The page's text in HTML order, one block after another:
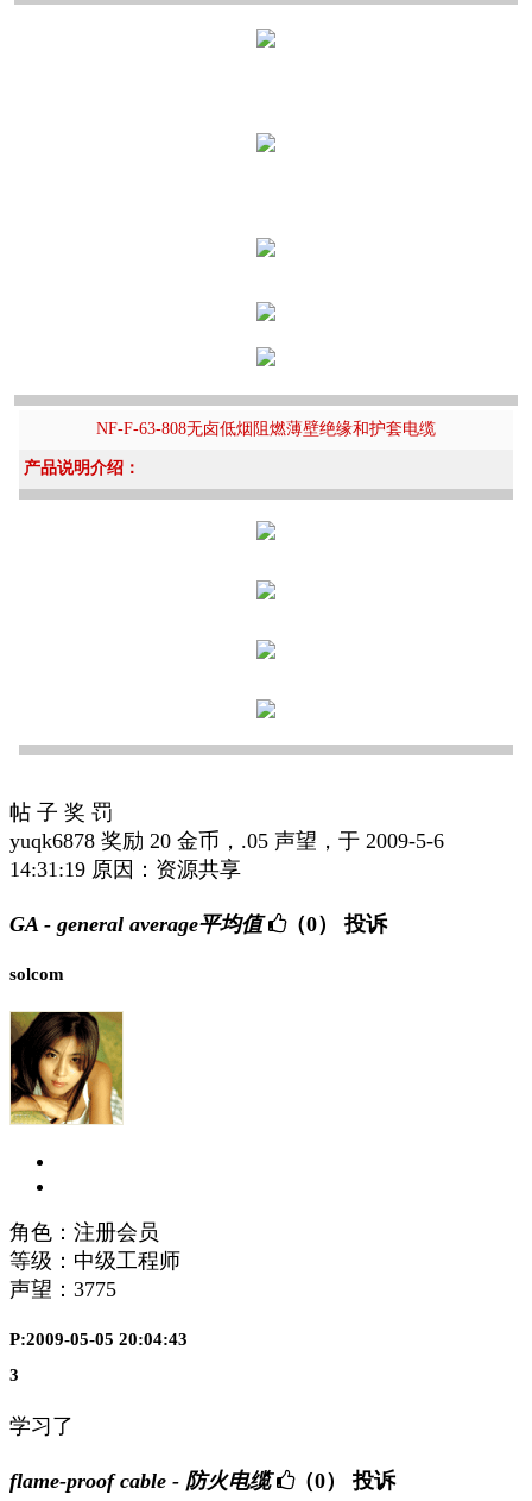
NF-F-63-808无卤低烟阻燃薄壁绝缘和护套电缆
产品说明介绍：
帖 子 奖 罚
yuqk6878 奖励 20 金币，.05 声望，于 2009-5-6
14:31:19 原因：资源共享
GA - general average平均值 （0） 投诉
solcom
角色：注册会员
等级：中级工程师
声望： 3775
P:2009-05-05 20:04:43
3
学习了
flame-proof cable - 防火电缆 （0） 投诉